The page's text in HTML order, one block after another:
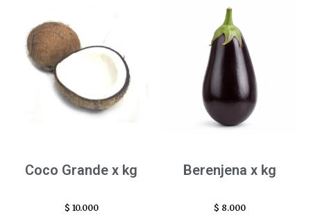
Coco Grande x kg
$ 10.000
Berenjena x kg
$ 8.000